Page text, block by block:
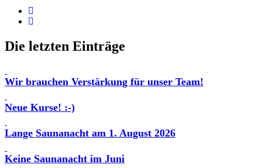
Die letzten Einträge
Wir brauchen Verstärkung für unser Team!
Neue Kurse! :-)
Lange Saunanacht am 1. August 2026
Keine Saunanacht im Juni